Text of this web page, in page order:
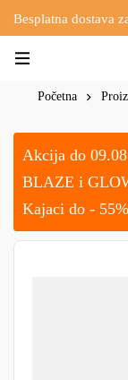
Besplatna dostava
Početna
Akcija do
BLAZE i
Kajaci do -